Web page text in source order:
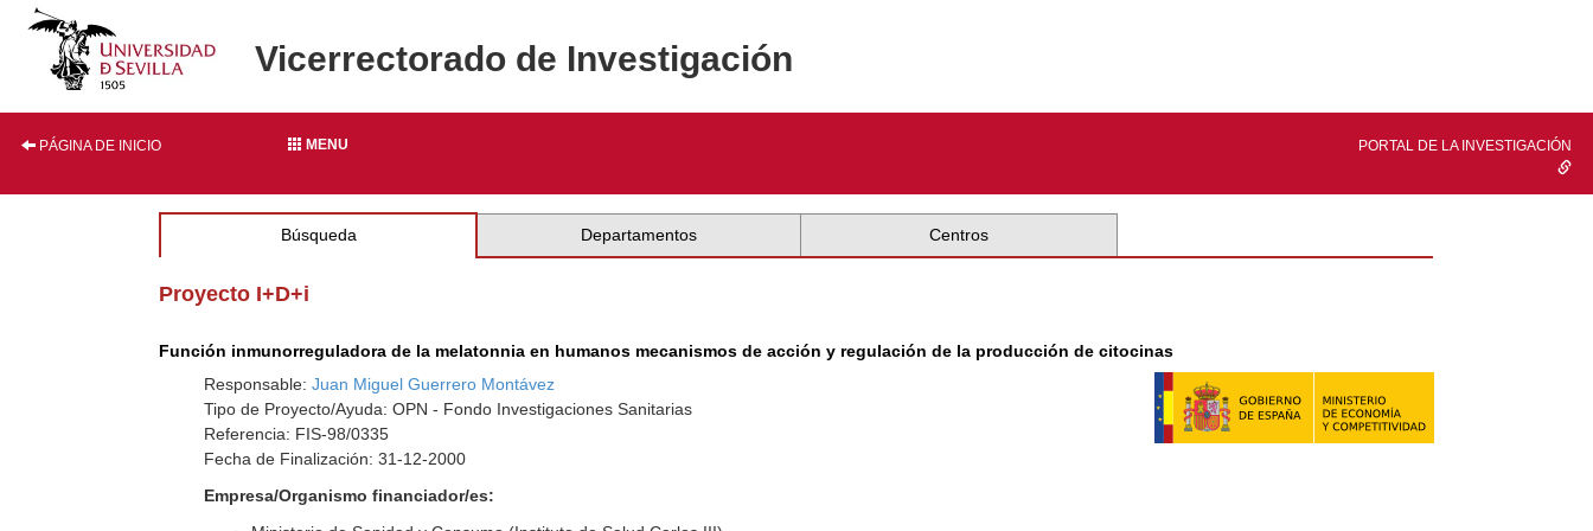
Vicerrectorado de Investigación
PÁGINA DE INICIO MENU PORTAL DE LA INVESTIGACIÓN
Búsqueda Departamentos Centros
Proyecto I+D+i
Función inmunorreguladora de la melatonnia en humanos mecanismos de acción y regulación de la producción de citocinas
Responsable:Juan Miguel Guerrero Montávez
Tipo de Proyecto/Ayuda: OPN - Fondo Investigaciones Sanitarias
Referencia: FIS-98/0335
Fecha de Finalización: 31-12-2000
Empresa/Organismo financiador/es: